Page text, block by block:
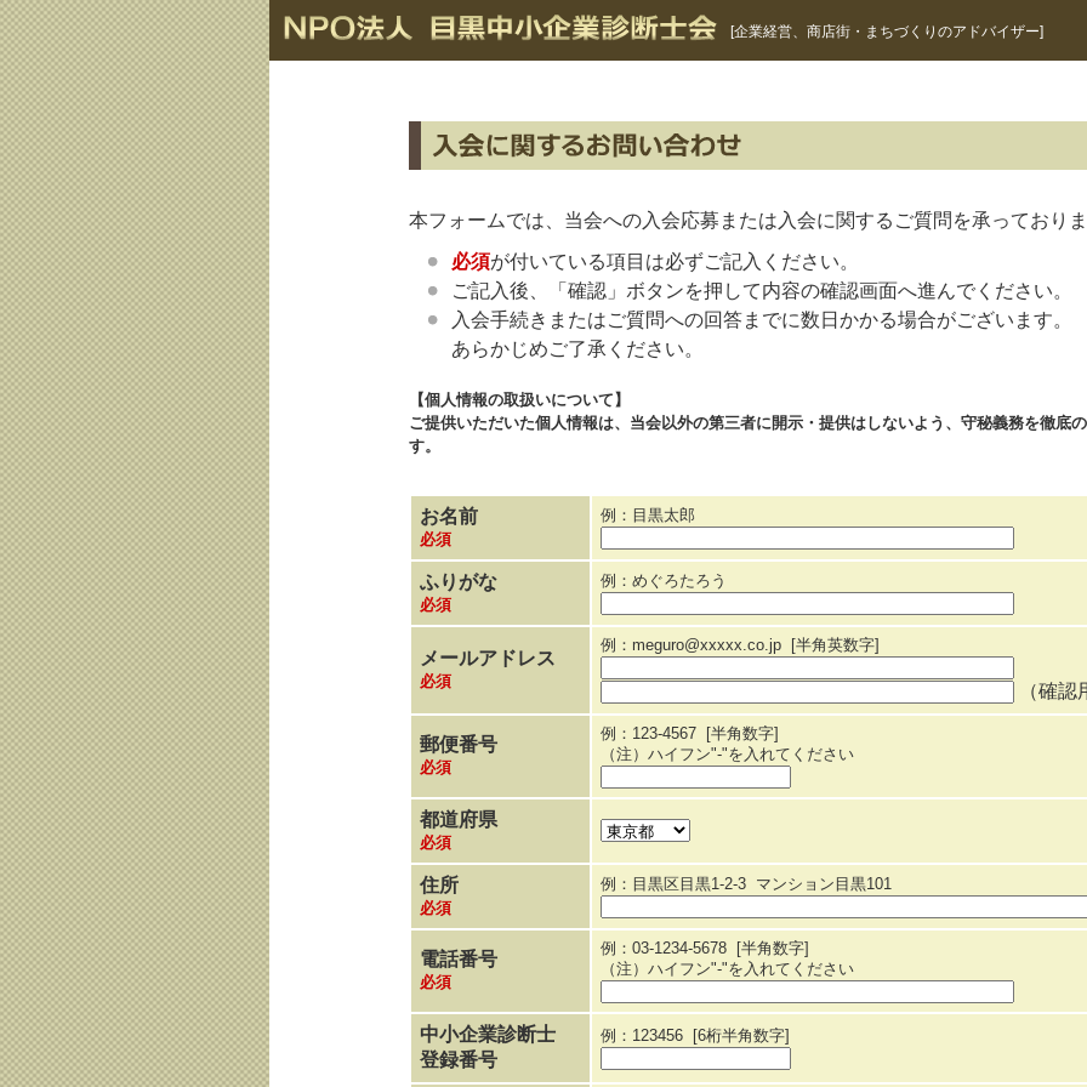
[企業経営、商店街・まちづくりのアドバイザー]
本フォームでは、当会への入会応募または入会に関するご質問を承っており
必須が付いている項目は必ずご記入ください。
ご記入後、「確認」ボタンを押して内容の確認画面へ進んでください。
入会手続きまたはご質問への回答までに数日かかる場合がございます。
あらかじめご了承ください。
【個人情報の取扱いについて】
ご提供いただいた個人情報は、当会以外の第三者に開示・提供はしないよう、守秘義務を徹底
す。
お名前
必須
例：目黒太郎
ふりがな
必須
例：めぐろたろう
メールアドレス
必須
例：meguro@xxxxx.co.jp [半角英数字]
（確認
郵便番号
必須
例：123-4567 [半角数字]
（注）ハイフン"-"を入れてください
都道府県
必須
住所
必須
例：目黒区目黒1-2-3 マンション目黒101
電話番号
必須
例：03-1234-5678 [半角数字]
（注）ハイフン"-"を入れてください
中小企業診断士
登録番号
例：123456 [6桁半角数字]